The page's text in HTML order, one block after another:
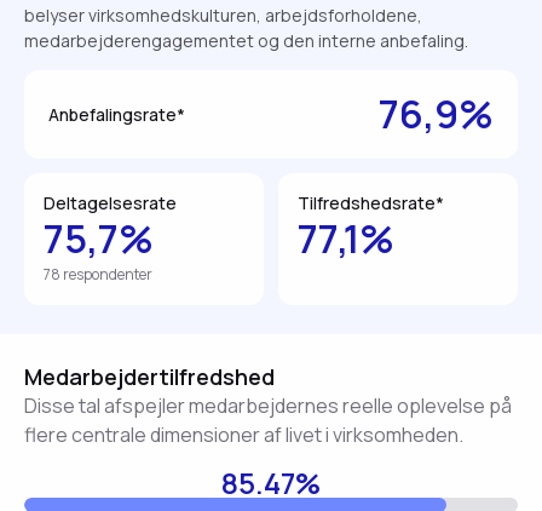
belyser virksomhedskulturen, arbejdsforholdene,
medarbejderengagementet og den interne anbefaling.
Anbefalingsrate* 76,9%
Deltagelsesrate
75,7%
78 respondenter
Tilfredshedsrate*
77,1%
Medarbejdertilfredshed
Disse tal afspejler medarbejdernes reelle oplevelse på
flere centrale dimensioner af livet i virksomheden.
85.47%